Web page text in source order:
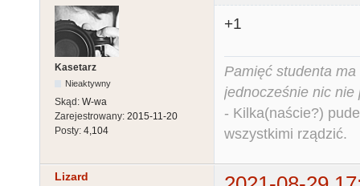
Kasetarz
Nieaktywny
Skąd: W-wa
Zarejestrowany: 2015-11-20
Posty: 4,104
+1
Pamięć studenta
jednocześnie nic nie
- Kilka(naście?)
wszystkimi rządzić.
Lizard